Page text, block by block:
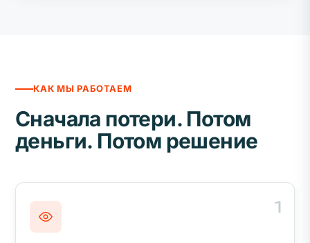
КАК МЫ РАБОТАЕМ
Сначала потери. Потом
деньги. Потом решение
1